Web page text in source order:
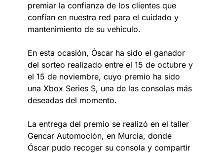
premiar la confianza de los clientes que
confían en nuestra red para el cuidado y
mantenimiento de su vehículo.
En esta ocasión, Óscar ha sido el ganador
del sorteo realizado entre el 15 de octubre y
el 15 de noviembre, cuyo premio ha sido
una Xbox Series S, una de las consolas más
deseadas del momento.
La entrega del premio se realizó en el taller
Gencar Automoción, en Murcia, donde
Óscar pudo recoger su consola y compartir